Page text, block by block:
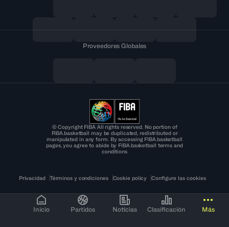
Inicio Partidos Noticias Clasificación Más
Proveedores Globales
© Copyright FIBA All rights reserved. No portion of
FIBA.basketball may be duplicated, redistributed or
manipulated in any form. By accessing FIBA.basketball
pages, you agree to abide by FIBA.basketball terms and
conditions
Privacidad Términos y condiciones Cookie policy Configure las cookies